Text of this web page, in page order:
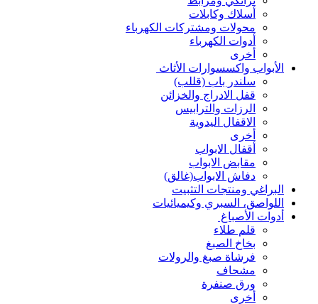
أسلاك وكابلات
محولات ومشتركات الكهرباء
أدوات الكهرباء
أخرى
الأبواب واكسسوارات الأثاث
سلندر باب (قللب)
قفل الادراج والخزائن
الرزات والترابيس
الاقفال اليدوية
أخرى
أقفال الابواب
مقابض الابواب
دفاش الابواب(غالق)
البراغي ومنتجات التثبيت
اللواصق، السبري وكيميائيات
أدوات الأصباغ
قلم طلاء
بخاخ الصبغ
فرشاة صبغ والرولات
مشحاف
ورق صنفرة
أخرى